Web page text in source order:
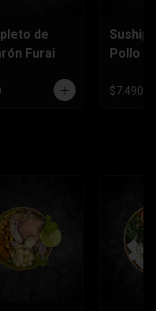
de
Furai
Pollo
$7.490